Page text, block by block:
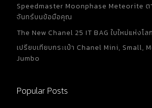
Speedmaster Moonphase Meteorite
จันทร์บนข้อมือคุณ
The New Chanel 25 IT BAG ใบใหม่แห่งโ
เปรียบเทียบกระเป๋า Chanel Mini, Small,
Jumbo
Popular Posts